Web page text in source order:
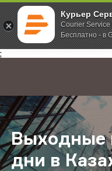
Курьер
Courier Service
Бесплатно - в
;
Главная О компании
Выходные
дни в